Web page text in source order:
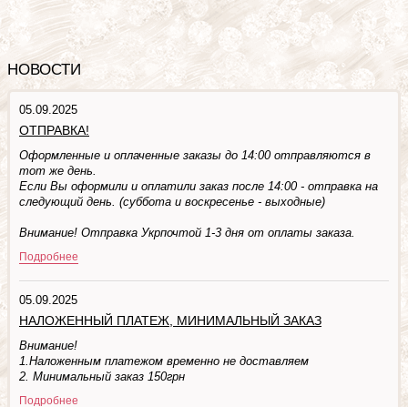
НОВОСТИ
05.09.2025
ОТПРАВКА!
Оформленные и оплаченные заказы до 14:00 отправляются в
тот же день.
Если Вы оформили и оплатили заказ после 14:00 - отправка на
следующий день. (суббота и воскресенье - выходные)
Внимание! Отправка Укрпочтой 1-3 дня от оплаты заказа.
Подробнее
05.09.2025
НАЛОЖЕННЫЙ ПЛАТЕЖ, МИНИМАЛЬНЫЙ ЗАКАЗ
Внимание!
1.Наложенным платежом временно не доставляем
2. Минимальный заказ 150грн
Подробнее